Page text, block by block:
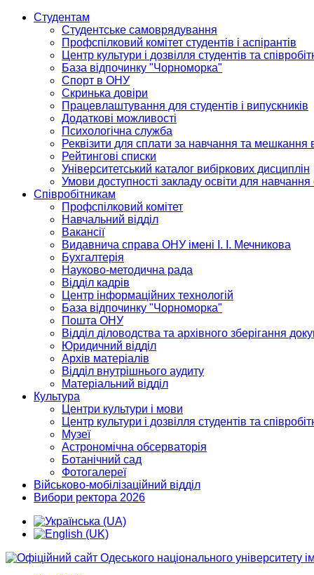
Студентам
Студентське самоврядування
Профспілковий комітет студентів і аспірантів
Центр культури і дозвілля студентів та
База відпочинку "Чорноморка"
Спорт в ОНУ
Скринька довіри
Працевлаштування для студентів і випускників
Додаткові можливості
Психологічна служба
Реквізити для сплати за навчання та мешкання
Рейтингові списки
Університетський каталог вибіркових дисциплін
Умови доступності закладу освіти для
Співробітникам
Профспілковий комітет
Навчальний відділ
Вакансії
Видавнича справа ОНУ імені І. І. Мечникова
Бухгалтерія
Науково-методична рада
Відділ кадрів
Центр інформаційних технологій
База відпочинку "Чорноморка"
Пошта ОНУ
Відділ діловодства та архівного зберігання
Юридичний відділ
Архів матеріалів
Відділ внутрішнього аудиту
Матеріальний відділ
Культура
Центри культури і мови
Центр культури і дозвілля студентів та
Музеї
Астрономічна обсерваторія
Ботанічний сад
Фотогалереї
Військово-мобілізаційний відділ
Вибори ректора 2026